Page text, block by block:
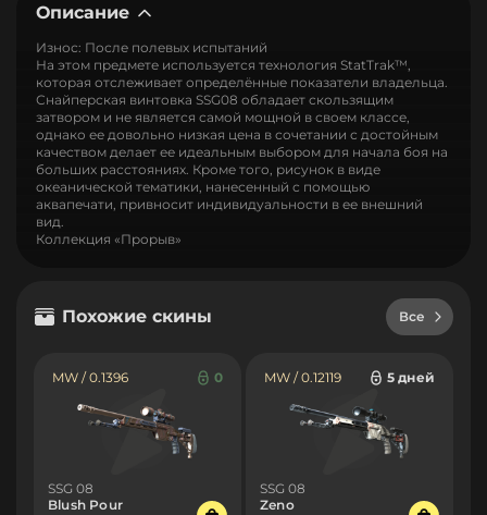
Описание
Износ: После полевых испытаний
На этом предмете используется технология StatTrak™,
которая отслеживает определённые показатели владельца.
Снайперская винтовка SSG08 обладает скользящим
затвором и не является самой мощной в своем классе,
однако ее довольно низкая цена в сочетании с достойным
качеством делает ее идеальным выбором для начала боя на
больших расстояниях. Кроме того, рисунок в виде
океанической тематики, нанесенный с помощью
аквапечати, привносит индивидуальности в ее внешний
вид.
Коллекция «Прорыв»
Похожие скины Все
MW / 0.1396 0
SSG 08
Blush Pour
MW / 0.12119 5 дней
SSG 08
Zeno